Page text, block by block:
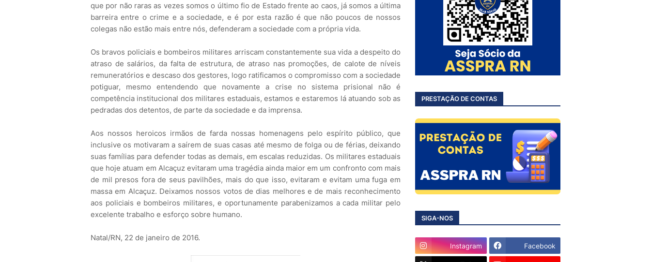
que por não raras as vezes somos o último fio de Estado frente ao caos, já somos a última
barreira entre o crime e a sociedade, e é por esta razão é que não poucos de nossos
colegas não estão mais entre nós, defenderam a sociedade com a própria vida.
Os bravos policiais e bombeiros militares arriscam constantemente sua vida a despeito do
atraso de salários, da falta de estrutura, de atraso nas promoções, de calote de níveis
remuneratórios e descaso dos gestores, logo ratificamos o compromisso com a sociedade
potiguar, mesmo entendendo que novamente a crise no sistema prisional não é
competência institucional dos militares estaduais, estamos e estaremos lá atuando sob as
pedradas dos detentos, de parte da sociedade e da imprensa.
Aos nossos heroicos irmãos de farda nossas homenagens pelo espírito público, que
inclusive os motivaram a saírem de suas casas até mesmo de folga ou de férias, deixando
suas famílias para defender todas as demais, em escalas reduzidas. Os militares estaduais
que hoje atuam em Alcaçuz evitaram uma tragédia ainda maior em um confronto com mais
de mil presos fora de seus pavilhões, mais do que isso, evitaram e evitam uma fuga em
massa em Alcaçuz. Deixamos nossos votos de dias melhores e de mais reconhecimento
aos policiais e bombeiros militares, e oportunamente parabenizamos a cada militar pelo
excelente trabalho e esforço sobre humano.
Natal/RN, 22 de janeiro de 2016.
PRESTAÇÃO DE CONTAS
SIGA-NOS
Instagram Facebook